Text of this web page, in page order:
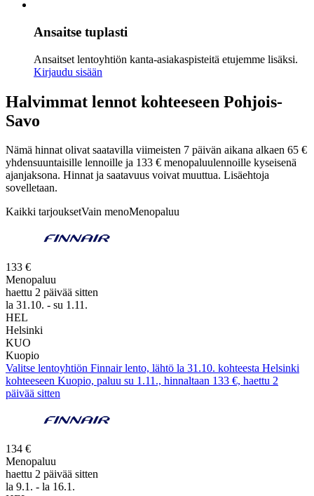
Ansaitse tuplasti
Ansaitset lentoyhtiön kanta-asiakaspisteitä etujemme lisäksi.
Kirjaudu sisään
Halvimmat lennot kohteeseen Pohjois-
Savo
Nämä hinnat olivat saatavilla viimeisten 7 päivän aikana alkaen 65 €
yhdensuuntaisille lennoille ja 133 € menopaluulennoille kyseisenä
ajanjaksona. Hinnat ja saatavuus voivat muuttua. Lisäehtoja
sovelletaan.
Kaikki tarjouksetVain menoMenopaluu
133 €
Menopaluu
haettu 2 päivää sitten
la 31.10. - su 1.11.
HEL
Helsinki
KUO
Kuopio
Valitse lentoyhtiön Finnair lento, lähtö la 31.10. kohteesta Helsinki
kohteeseen Kuopio, paluu su 1.11., hinnaltaan 133 €, haettu 2
päivää sitten
134 €
Menopaluu
haettu 2 päivää sitten
la 9.1. - la 16.1.